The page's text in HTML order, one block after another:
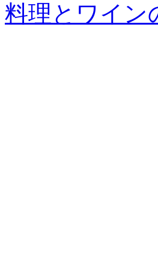
料理とワイン